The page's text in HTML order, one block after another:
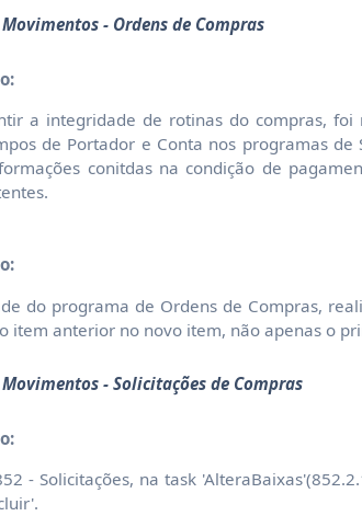
- Ordens de Compras
a integridade de rotinas do compras, foi
de Portador e Conta nos programas
conitdas na condição de
do programa de Ordens de Compras,
item anterior no novo item, não apenas o
- Solicitações de Compras
- Solicitações, na task